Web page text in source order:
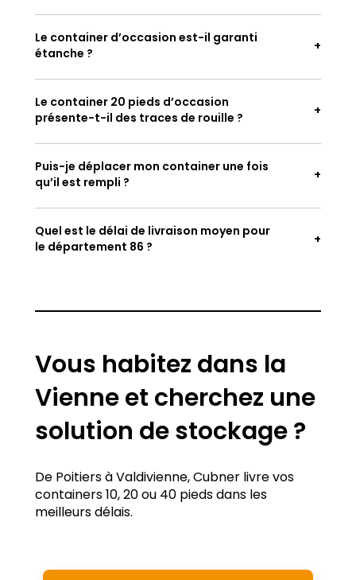
Le container d’occasion est-il garanti
étanche ?
Le container 20 pieds d’occasion
présente-t-il des traces de rouille ?
Puis-je déplacer mon container une fois
qu’il est rempli ?
Quel est le délai de livraison moyen pour
le département 86 ?
7 à 10 jours
Vous habitez dans la
Vienne et cherchez une
solution de stockage ?
De Poitiers à Valdivienne, Cubner livre vos
containers 10, 20 ou 40 pieds dans les
meilleurs délais.